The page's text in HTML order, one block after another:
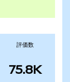
評価数
75.8K